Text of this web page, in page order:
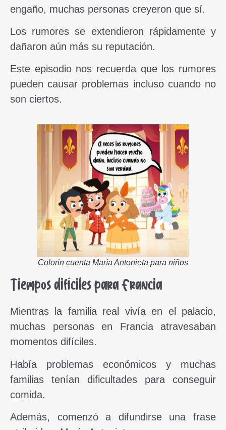
engaño, muchas personas creyeron que sí.
Los rumores se extendieron rápidamente y
dañaron aún más su reputación.
Este episodio nos recuerda que los rumores
pueden causar problemas incluso cuando no
son ciertos.
Colorin cuenta María Antonieta para niños
Tiempos difíciles para Francia
Mientras la familia real vivía en el palacio,
muchas personas en Francia atravesaban
momentos difíciles.
Había problemas económicos y muchas
familias tenían dificultades para conseguir
comida.
Además, comenzó a difundirse una frase